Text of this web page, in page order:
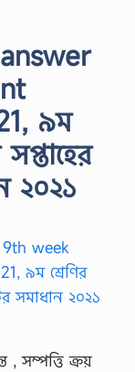
৯ম
২০২১
, সম্পত্তি ক্রয়